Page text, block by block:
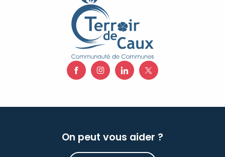
On peut vous aider ?